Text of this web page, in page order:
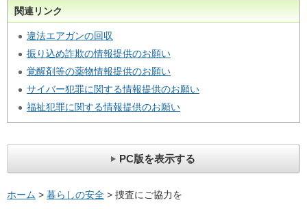
関連リンク
違法エアガンの回収
振り込め詐欺の情報提供のお願い
覚醒剤等の薬物情報提供のお願い
サイバー犯罪に関する情報提供のお願い
福祉犯罪に関する情報提供のお願い
PC版を表示する
ホーム > 暮らしの安全 > 捜査にご協力を